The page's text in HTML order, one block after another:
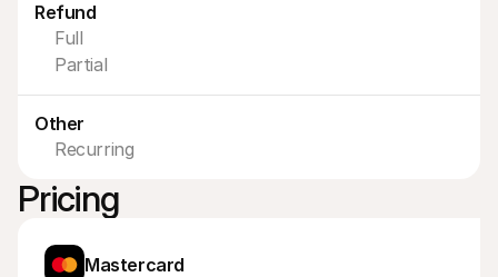
Refund
Full
Partial
Other
Recurring
Pricing
Mastercard
Hírek
Olvasd el a legújabb Mollie híreket
Karrier
Gyere dolgozz nálunk - felveszünk!
Kapcsolat
Vásárlóknak
Tudd meg, miért szerepel a Mollie a bankszámlakivonatodon
Mollie ügyfeleknek
Vedd fel a kapcsolatot az értékesítéssel
Fedezze fel, hogyan segíthetjük vállalkozását